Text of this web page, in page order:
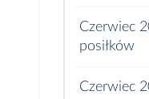
Czerwiec
posiłków
Czerwiec